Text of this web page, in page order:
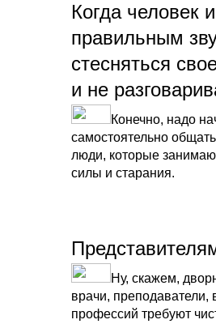
Когда человек
правильным
стесняться
и не
Конечно, надо
самостоятельно
люди, которые
силы и старания.
Ну, скажем,
врачи,
профессий требуют